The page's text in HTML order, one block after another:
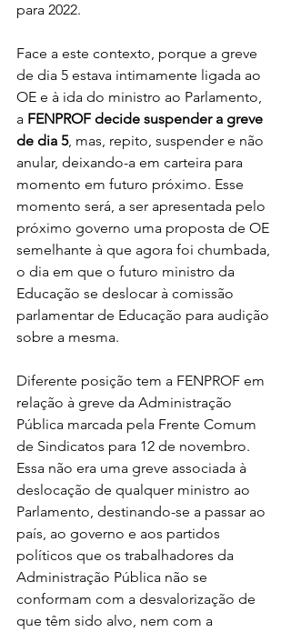
para 2022.
Face a este contexto, porque a greve
de dia 5 estava intimamente ligada ao
OE e à ida do ministro ao Parlamento,
a FENPROF decide suspender a greve
de dia 5, mas, repito, suspender e não
anular, deixando-a em carteira para
momento em futuro próximo. Esse
momento será, a ser apresentada pelo
próximo governo uma proposta de OE
semelhante à que agora foi chumbada,
o dia em que o futuro ministro da
Educação se deslocar à comissão
parlamentar de Educação para audição
sobre a mesma.
Diferente posição tem a FENPROF em
relação à greve da Administração
Pública marcada pela Frente Comum
de Sindicatos para 12 de novembro.
Essa não era uma greve associada à
deslocação de qualquer ministro ao
Parlamento, destinando-se a passar ao
país, ao governo e aos partidos
políticos que os trabalhadores da
Administração Pública não se
conformam com a desvalorização de
que têm sido alvo, nem com a